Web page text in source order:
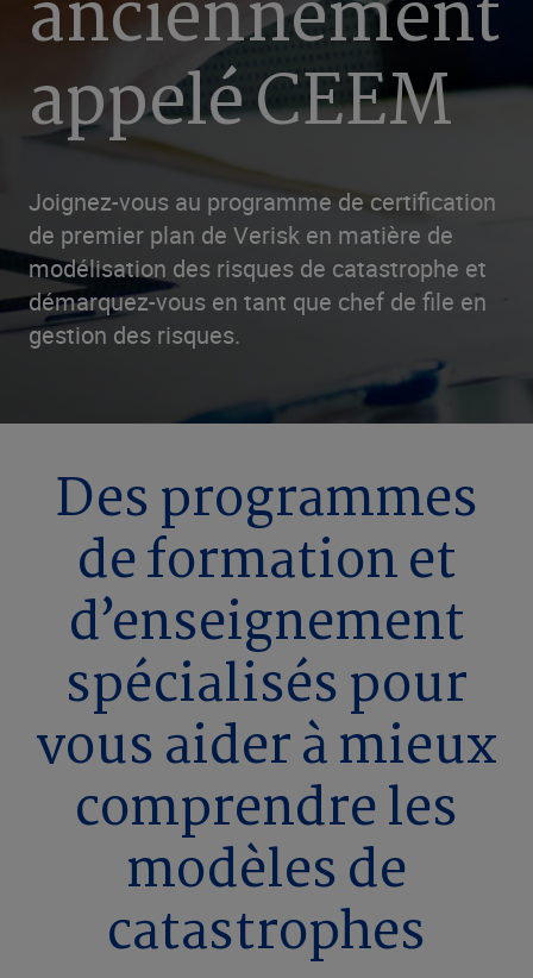
appelé CEEM
Joignez-vous au programme de certification
de premier plan de Verisk en matière de
modélisation des risques de catastrophe et
démarquez-vous en tant que chef de file en
gestion des risques.
Des programmes
de formation et
d’enseignement
spécialisés pour
vous aider à mieux
comprendre les
modèles de
catastrophes